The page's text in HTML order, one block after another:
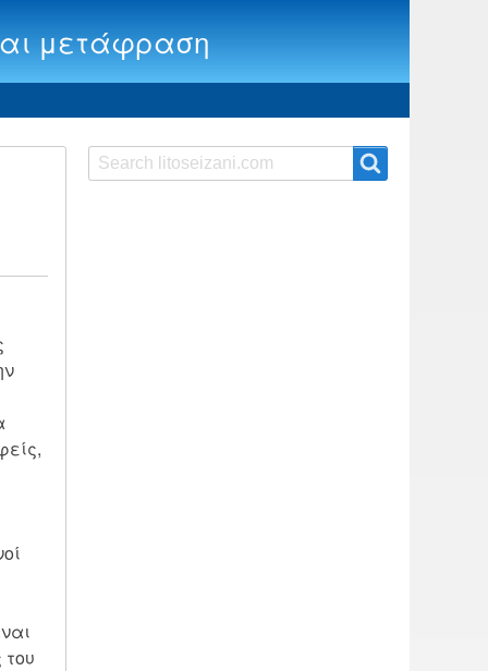
μετάφραση
Search
Search